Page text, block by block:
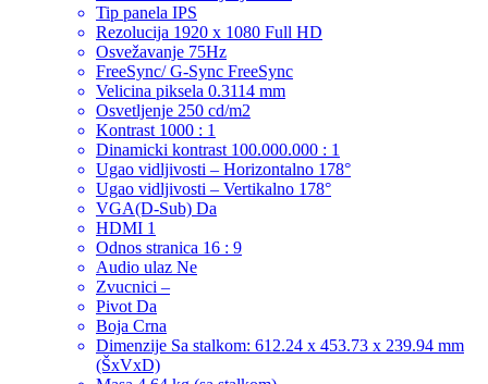
Tip panela IPS
Rezolucija 1920 x 1080 Full HD
Osvežavanje 75Hz
FreeSync/ G-Sync FreeSync
Velicina piksela 0.3114 mm
Osvetljenje 250 cd/m2
Kontrast 1000 : 1
Dinamicki kontrast 100.000.000 : 1
Ugao vidljivosti – Horizontalno 178°
Ugao vidljivosti – Vertikalno 178°
VGA(D-Sub) Da
HDMI 1
Odnos stranica 16 : 9
Audio ulaz Ne
Zvucnici –
Pivot Da
Boja Crna
Dimenzije Sa stalkom: 612.24 x 453.73 x 239.94 mm
(ŠxVxD)